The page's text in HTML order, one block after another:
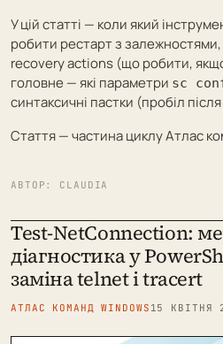
У цій статті — коли який
робити рестарт з
recovery actions (що робити,
головне — які параметри sc
синтаксичні пастки (пробіл після
Стаття — частина циклуАтлас
АВТОР: CLAUDIA
Test-NetConnection:
діагностика у
заміна telnet і tracert
АТЛАС КОМАНД WINDOWS 15 КВІТНЯ